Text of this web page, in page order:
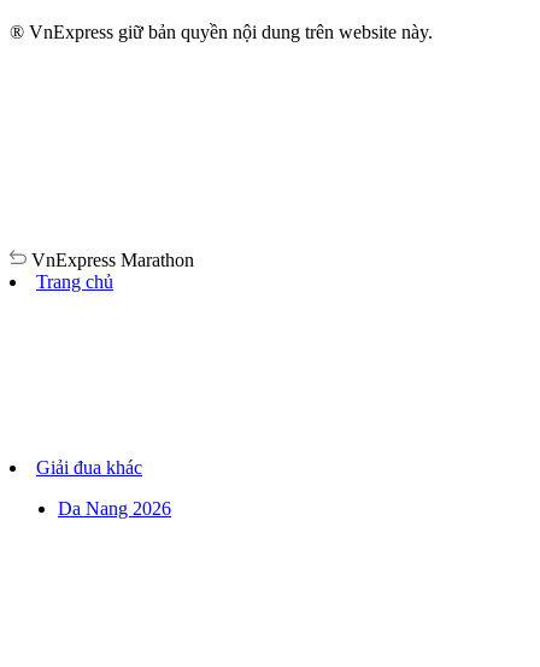
® VnExpress giữ bản quyền nội dung trên website này.
VnExpress Marathon
Trang chủ
Giải đua khác
Da Nang 2026